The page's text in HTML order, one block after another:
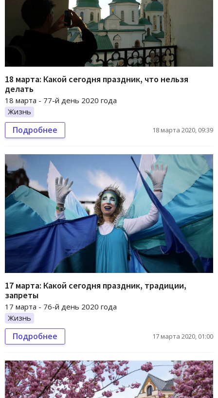
18 марта: Какой сегодня праздник, что нельзя
делать
18 марта - 77-й день 2020 года
Жизнь
Подробнее 18 марта 2020, 09:39
17 марта: Какой сегодня праздник, традиции,
запреты
17 марта - 76-й день 2020 года
Жизнь
Подробнее 17 марта 2020, 01:00